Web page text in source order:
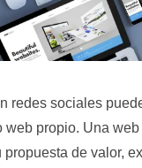
redes sociales
web propio. Una web
propuesta de valor,